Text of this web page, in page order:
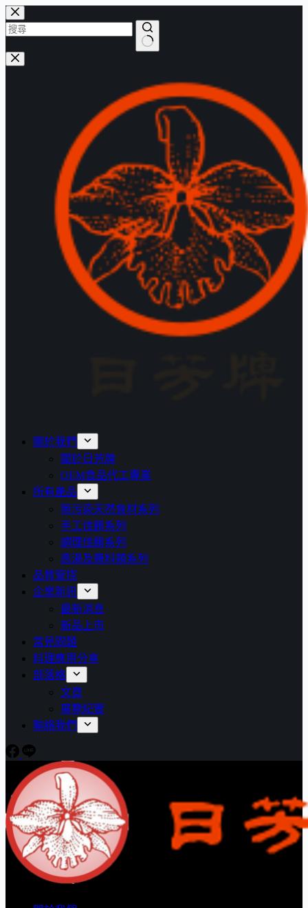
跳
至
要
找
關於我們
關於日芳牌
OEM食品代工專業
所有產品
無污染天然食材系列
手工佳餚系列
調理佳餚系列
高湯及醬料類系列
品質管控
企業新訊
最新消息
新品上市
常見問題
料理應用分享
部落格
文章
展覽紀實
聯絡我們